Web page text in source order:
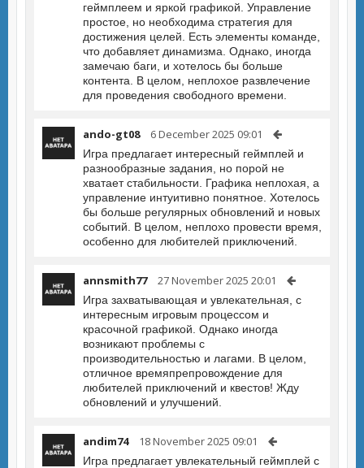
геймплеем и яркой графикой. Управление
простое, но необходима стратегия для
достижения целей. Есть элементы команде,
что добавляет динамизма. Однако, иногда
замечаю баги, и хотелось бы больше
контента. В целом, неплохое развлечение
для проведения свободного времени.
ando-gt08 6 December 2025 09:01
Игра предлагает интересный геймплей и
разнообразные задания, но порой не
хватает стабильности. Графика неплохая, а
управление интуитивно понятное. Хотелось
бы больше регулярных обновлений и новых
событий. В целом, неплохо провести время,
особенно для любителей приключений.
annsmith77 27 November 2025 20:01
Игра захватывающая и увлекательная, с
интересным игровым процессом и
красочной графикой. Однако иногда
возникают проблемы с
производительностью и лагами. В целом,
отличное времяпрепровождение для
любителей приключений и квестов! Жду
обновлений и улучшений.
andim74 18 November 2025 09:01
Игра предлагает увлекательный геймплей с